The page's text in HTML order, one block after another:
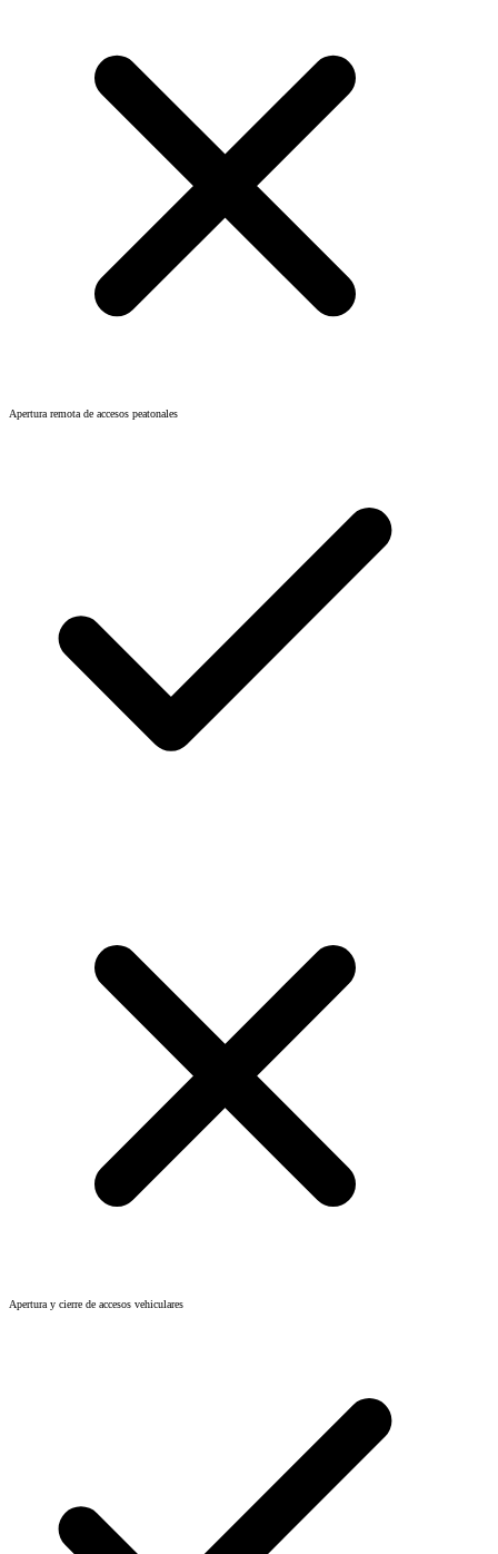
Apertura remota de accesos peatonales
Apertura y cierre de accesos vehiculares